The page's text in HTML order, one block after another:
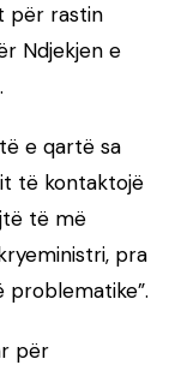
për rastin
Ndjekjen e
e qartë sa
të kontaktojë
të më
pra
problematike”.
për